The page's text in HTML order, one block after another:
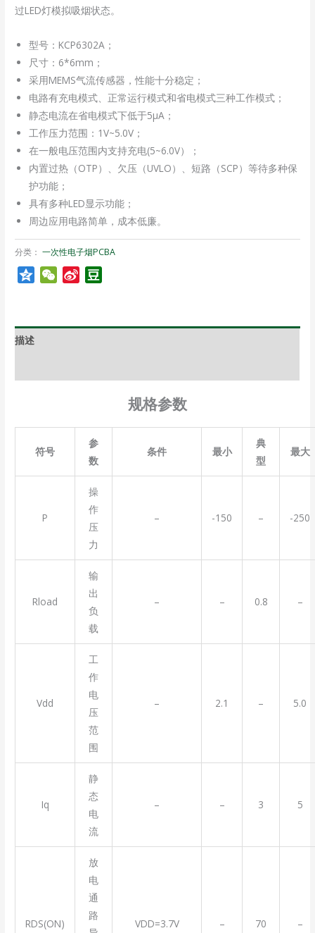
过LED灯模拟吸烟状态。
型号：KCP6302A；
尺寸：6*6mm；
采用MEMS气流传感器，性能十分稳定；
电路有充电模式、正常运行模式和省电模式三种工作模式；
静态电流在省电模式下低于5μA；
工作压力范围：1V~5.0V；
在一般电压范围内支持充电(5~6.0V）；
内置过热（OTP）、欠压（UVLO）、短路（SCP）等待多种保
护功能；
具有多种LED显示功能；
周边应用电路简单，成本低廉。
分类：一次性电子烟PCBA
QzoneWeChat
Sina
描述
规格参数
符号
参
数
条件 最小
典
型
最大
P
操
作
压
力
– -150 – -250
Rload
输
出
负
载
– – 0.8 –
Vdd
工
作
电
压
范
围
– 2.1 – 5.0
Iq
静
态
电
流
– – 3 5
RDS(ON)
放
电
通
路
VDD=3.7V – 70 –